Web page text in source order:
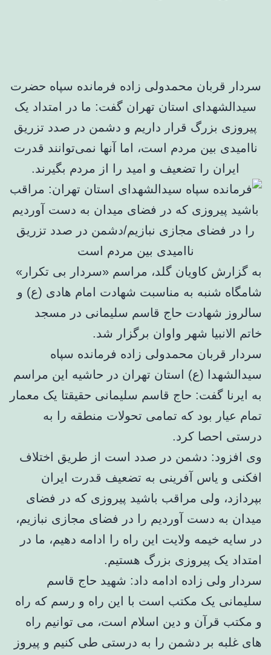
سردار قربان محمدولی زاده فرمانده سپاه حضرت
سیدالشهدای استان تهران گفت: ما در امتداد یک
پیروزی بزرگ قرار داریم و دشمن در صدد تزریق
ناامیدی بین مردم است، اما آنها نمی‌توانند قدرت
ایران را تضعیف و امید را از مردم بگیرند.
به گزارش کاویان گلد، مراسم «سردار بی تکرار»
شامگاه شنبه به مناسبت شهادت امام هادی (ع) و
سالروز شهادت حاج قاسم سلیمانی در مسجد
خاتم الانبیا شهر واوان برگزار شد.
سردار قربان محمدولی زاده فرمانده سپاه
سیدالشهدا (ع) استان تهران در حاشیه این مراسم
به ایرنا گفت: حاج قاسم سلیمانی حقیقتا یک معمار
تمام عیار بود که تمامی تحولات منطقه را به
درستی احصا کرد.
وی افزود: دشمن در صدد است از طریق اختلاف
افکنی و یاس آفرینی به تضعیف قدرت ایران
بپردازد، ولی مراقب باشید پیروزی که در فضای
میدان به دست آوردیم را در فضای مجازی نبازیم،
در سایه خیمه ولایت این راه را ادامه دهیم، ما در
امتداد یک پیروزی بزرگ هستیم.
سردار ولی زاده ادامه داد: شهید حاج قاسم
سلیمانی یک مکتب است با این راه و رسم که راه
و مکتب قرآن و دین اسلام است، می توانیم راه
های غلبه بر دشمن را به درستی طی کنیم و پیروز